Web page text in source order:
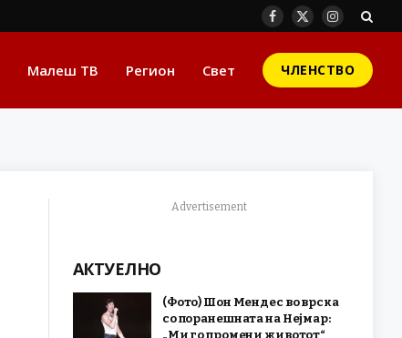
Facebook
X
Instagram
Малеш ТВ Регион Свет ЧЛЕНСТВО
Advertisement
АКТУЕЛНО
(Фото) Шон Мендес во врска
со поранешната на Нејмар:
„Ми го промени животот“